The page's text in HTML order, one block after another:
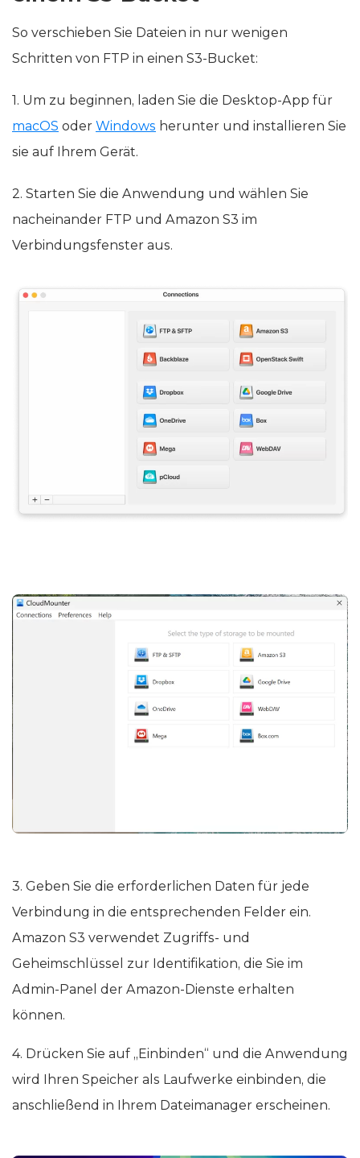
So verschieben Sie Dateien in nur wenigen
1. Um zu beginnen, laden Sie die Desktop-App für
macOSoder Windows
2. Starten Sie die Anwendung und wählen Sie
nacheinander FTP und Amazon S3 im
3. Geben Sie die erforderlichen Daten für jede
Verbindung in die entsprechenden Felder ein.
Amazon S3 verwendet Zugriffs- und
Geheimschlüssel zur Identifikation, die Sie im
Admin-Panel der Amazon-Dienste erhalten
4. Drücken Sie auf „Einbinden“ und die Anwendung
wird Ihren Speicher als Laufwerke einbinden, die